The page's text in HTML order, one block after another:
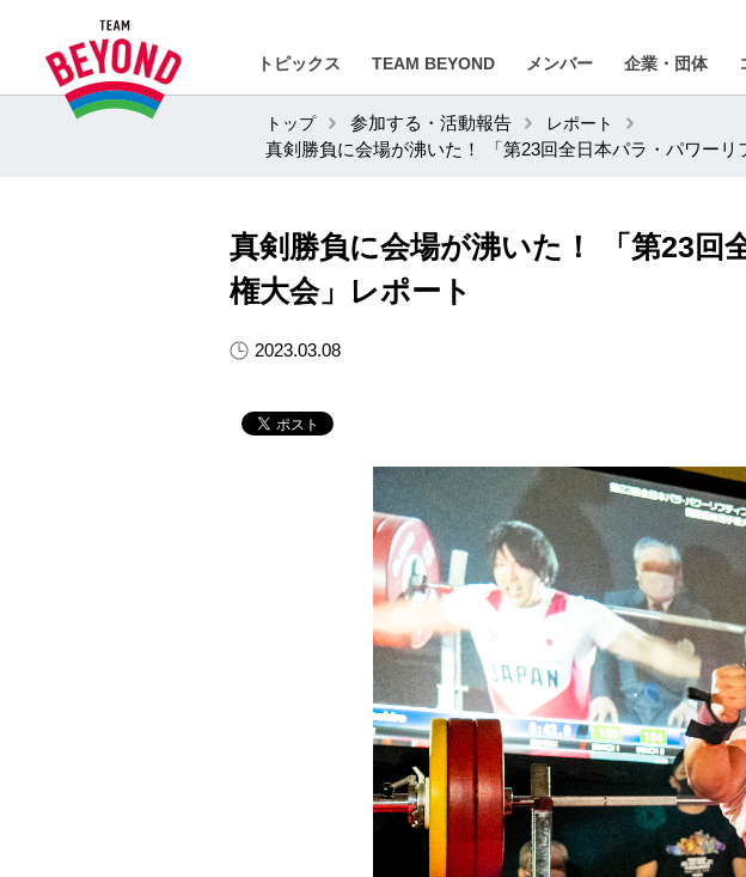
トピックス TEAM BEYOND メンバー 企業・団体
トップ 参加する・活動報告
レポート
真剣勝負に会場が沸いた！ 「第23回全日本パラ・パワー
真剣勝負に会場が沸いた！ 「第23回
権大会」レポート
2023.03.08